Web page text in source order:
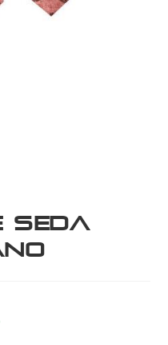
Seda